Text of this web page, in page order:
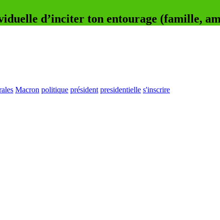
d’inciter ton entourage (famille,
Macron politique président presidentielle s'inscrire